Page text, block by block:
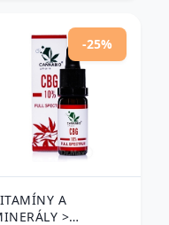
-25%
A
>